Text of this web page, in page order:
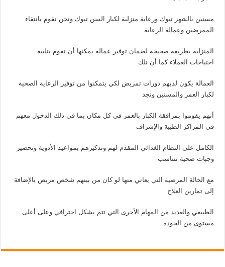
مسنين بالشهر تبوك ورعاية منزلية لكبار السن تبوك ونحن نقوم بانتقاء
الممرضين وعمالة الرعاية
المنزلية بطريقة صحيحة لضمان توفير عماله يمكنها أن تقوم بتلبية
احتياجات العملاء كما أن تلك
العمالة يكون لديهم دورات تمريض لكي يتمكنوا من توفير الرعاية الصحية
لكبار العمر والمسنين ونجد
أنهم يقوموا بمرافقة الكبار بالعمر في كل مكان بما في ذلك الدخول معهم
في المراكز الطبية والإشراف
الكامل على النظام الغذائي المقدم لهم وتذكيرهم بمواعيد الأدوية وتحضير
وجبات صحية تتناسب
مع الحالة المرضية التي يعاني منها لو كان من بينهم شخص مريض بالإضافة
إلى تمارين العلاج
الطبيعي والعديد من المهام الأخرى التي تتم بشكل احترافي وعلى أعلى
مستوى من الجودة.